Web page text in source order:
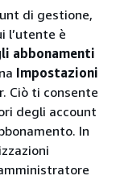
di gestione,
l’utente è
abbonamenti
Impostazioni
Ciò ti consente
degli account
In